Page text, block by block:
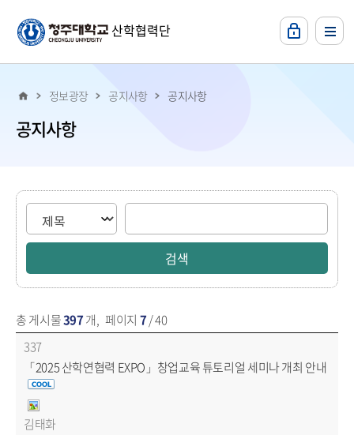
산학협력단
정보광장 공지사항 공지사항
공지사항
총 게시물397개, 페이지 7/ 40
337
「2025 산학연협력 EXPO」창업교육 튜토리얼 세미나 개최 안내
김태화